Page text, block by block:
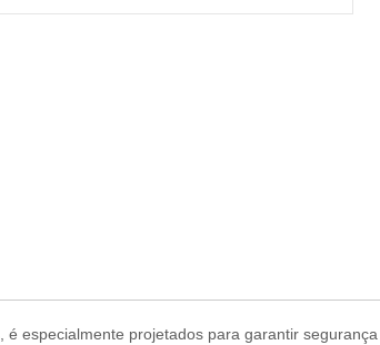
, é especialmente projetados para garantir